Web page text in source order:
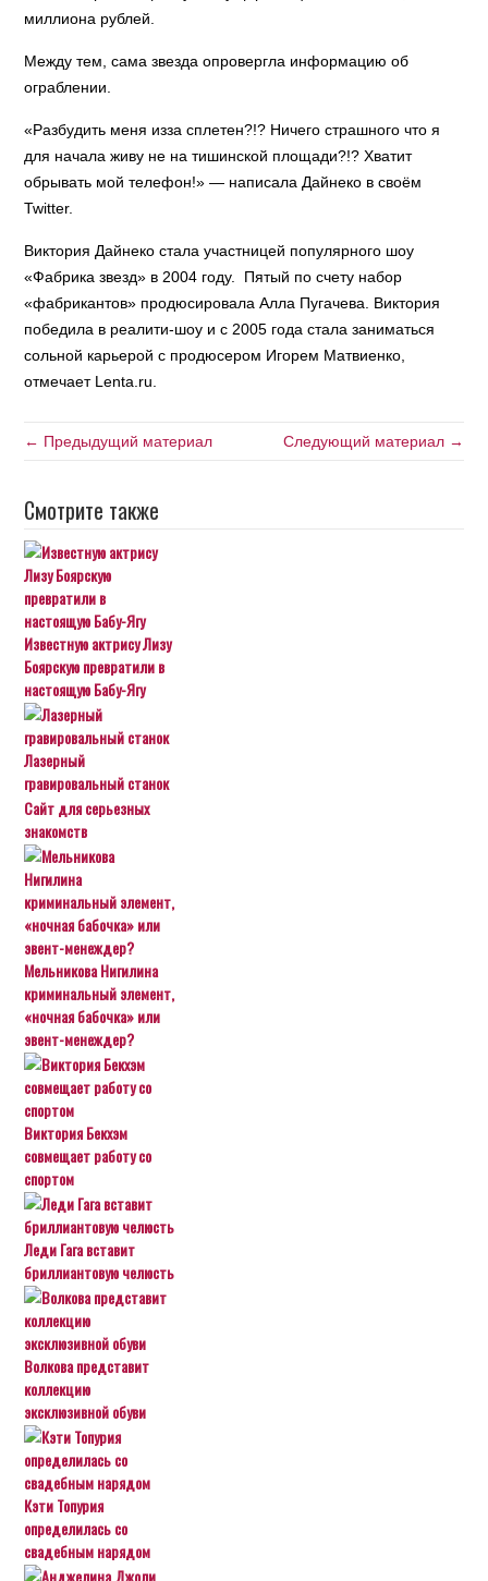
миллиона рублей.
Между тем, сама звезда опровергла информацию об
ограблении.
«Разбудить меня изза сплетен?!? Ничего страшного что я
для начала живу не на тишинской площади?!? Хватит
обрывать мой телефон!» — написала Дайнеко в своём
Twitter.
Виктория Дайнеко стала участницей популярного шоу
«Фабрика звезд» в 2004 году. Пятый по счету набор
«фабрикантов» продюсировала Алла Пугачева. Виктория
победила в реалити-шоу и с 2005 года стала заниматься
сольной карьерой с продюсером Игорем Матвиенко,
отмечает Lenta.ru.
← Предыдущий материал Следующий материал →
Смотрите также
Известную актрису Лизу
Боярскую превратили в
настоящую Бабу-Ягу
Лазерный
гравировальный станок
Сайт для серьезных
знакомств
Мельникова Нигилина
криминальный элемент,
«ночная бабочка» или
эвент-менеждер?
Виктория Бекхэм
совмещает работу со
спортом
Леди Гага вставит
бриллиантовую челюсть
Волкова представит
коллекцию
эксклюзивной обуви
Кэти Топурия
определилась со
свадебным нарядом